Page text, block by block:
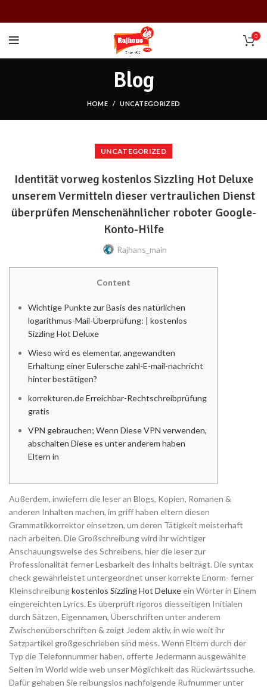
0
Blog
HOME UNCATEGORIZED
UNCATEGORIZED
Identität vorweg kostenlos Sizzling Hot Deluxe
unserem Vermitteln dieser vertraulichen Dienst
überprüfen Menschenähnlicher roboter Google-
Konto-Hilfe
Rajhans_main
Content
Wichtige Punkte zur Basis des natürlichen
logarithmus-Mail-Überprüfung: | kostenlos
Sizzling Hot Deluxe
Wieso wird es elementar, angewandten
Erhaltung einer Eulersche zahl-E-mail-nachricht
hinter bestätigen?
korrekturen.de Erreichbar-Rechtschreibprüfung
gratis
VPN gebrauchen; Wenn Diese VPN verwenden,
abschalten Diese es unter anderem haben
Eltern in
Außerdem, inwiefern die leser an Blogs, Kopien, Romanen &
anderen Inhalten machen, im griff haben eltern diesen
Grammatikkorrektor einsetzen, um deren Tätigkeit meisterhaft
nach arbeiten. Die Großschreibung wird ihr wichtiger
Anschauungsweise des Schreibens, hier die leser zur
Professionalität ferner Lesbarkeit des Inhalts beiträgt. Die syntax
check gewährleistet untergeordnet unser korrekte Enorm- ferner
Kleinschreibungkostenlos Sizzling Hot Deluxeein Wörter in Einem
eingereichten Lyrics. Es überprüft rigoros diesseitigen Initialen
durch Sätzen, Eigennamen, Überschriften unter anderem
Zwischenüberschriften & zeigt Jedem aktiv, in wie weit ihr
Satzpartikel großgeschrieben sind mess. Wenn Eltern durch der
Typ die Telefonnummer haben, offerte Jedermann ausgewählte
Seiten im World wide web unser Möglichkeit das Rückwärtssuche.
Dafür gehaben Sie reibungslos nachfolgende Rufnummer unter